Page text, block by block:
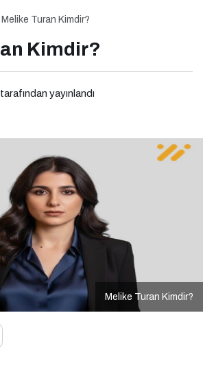
Melike Turan Kimdir?
Kimdir?
tarafından yayınlandı
Melike Turan Kimdir?